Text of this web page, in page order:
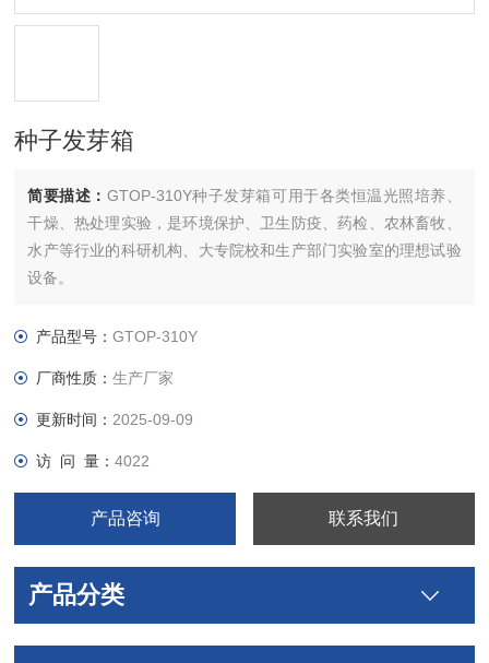
种子发芽箱
简要描述： GTOP-310Y种子发芽箱可用于各类恒温光照培养、
干燥、热处理实验，是环境保护、卫生防疫、药检、农林畜牧、
水产等行业的科研机构、大专院校和生产部门实验室的理想试验
设备。
产品型号：GTOP-310Y
厂商性质：生产厂家
更新时间： 2025-09-09
访 问 量：4022
产品咨询 联系我们
产品分类